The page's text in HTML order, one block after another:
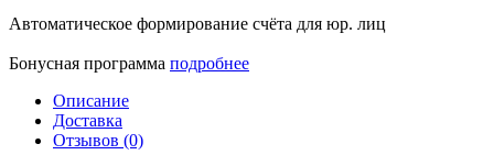
Автоматическое формирование счёта для юр. лиц
Бонусная программа подробнее
Описание
Доставка
Отзывов (0)